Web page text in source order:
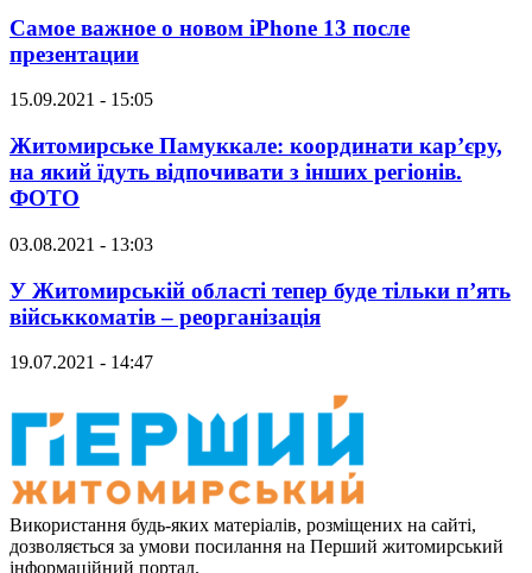
Самое важное о новом iPhone 13 после
презентации
15.09.2021 - 15:05
Житомирське Памуккале: координати кар’єру,
на який їдуть відпочивати з інших регіонів.
ФОТО
03.08.2021 - 13:03
У Житомирській області тепер буде тільки п’ять
військкоматів – реорганізація
19.07.2021 - 14:47
Використання будь-яких матеріалів, розміщених на сайті,
дозволяється за умови посилання на Перший житомирський
інформаційний портал.